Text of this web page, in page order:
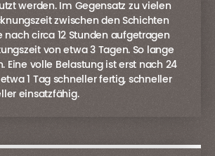
werden. Im Gegensatz zu vielen
zwischen den Schichten
nach circa 12 Stunden aufgetragen
von etwa 3 Tagen. So lange
Eine volle Belastung ist erst nach 24
1 Tag schneller fertig, schneller
einsatzfähig.